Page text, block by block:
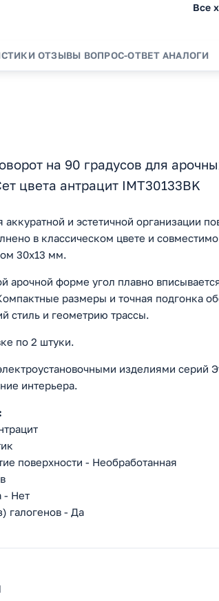
Все
ОТЗЫВЫ ВОПРОС-ОТВЕТ АНАЛОГИ
на 90 градусов для
цвета антрацит IMT30133BK
аккуратной и эстетичной организации
в классическом цвете и
30х13 мм.
арочной форме угол плавно
размеры и точная подгонка
стиль и геометрию трассы.
по 2 штуки.
изделиями серий
интерьера.
поверхности - Необработанная
- Нет
галогенов - Да